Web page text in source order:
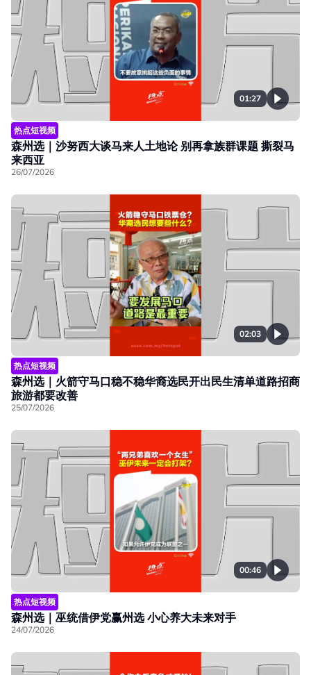
01:27
热点短视频
森州选｜沙努西大谈马来人土地论 别再拿族群课题 撕裂马
来西亚
26/07/2026
02:03
热点短视频
森州选｜火箭守马口稳不稳华裔选民开出民生清单道路招商
旅游都要改善
25/07/2026
00:46
热点短视频
森州选｜巫统借伊党赢州选 小心养大未来对手
24/07/2026